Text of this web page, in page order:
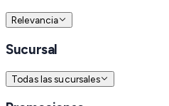
Relevancia
Sucursal
Todas las sucursales